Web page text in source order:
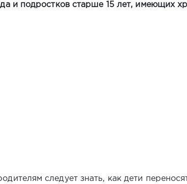
и подростков старше 15 лет, имеющих
следует знать, как дети